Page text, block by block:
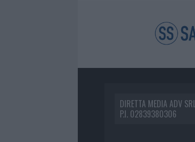
DIRETTA MEDIA ADV SRL
P.I. 02839380306